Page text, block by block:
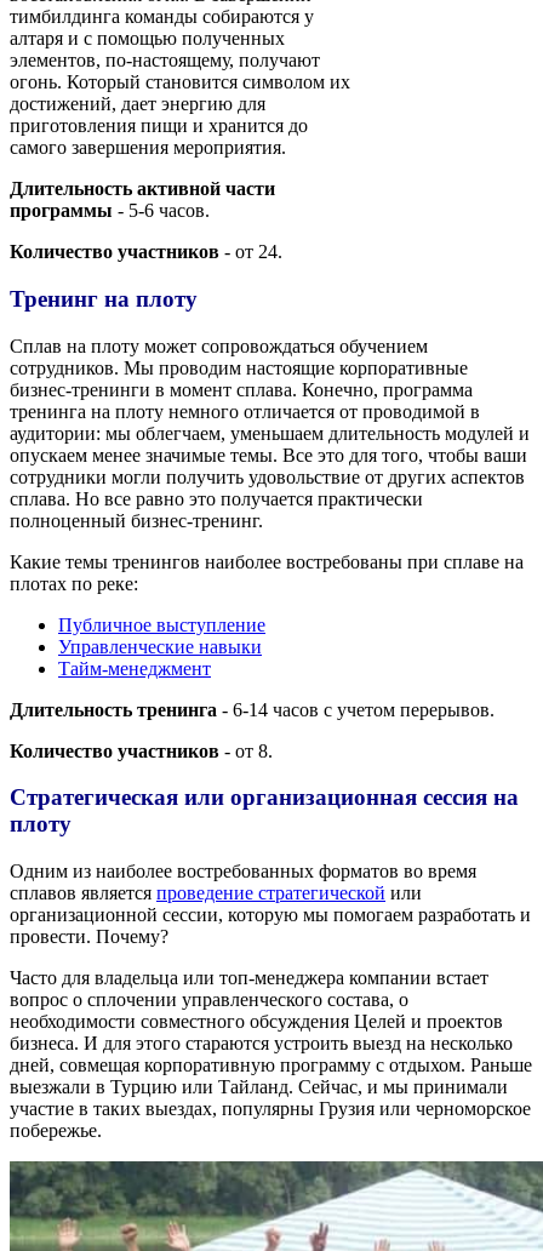
тимбилдинга команды собираются у
алтаря и с помощью полученных
элементов, по-настоящему, получают
огонь. Который становится символом их
достижений, дает энергию для
приготовления пищи и хранится до
самого завершения мероприятия.
Длительность активной части
программы - 5-6 часов.
Количество участников - от 24.
Тренинг на плоту
Сплав на плоту может сопровождаться обучением
сотрудников. Мы проводим настоящие корпоративные
бизнес-тренинги в момент сплава. Конечно, программа
тренинга на плоту немного отличается от проводимой в
аудитории: мы облегчаем, уменьшаем длительность модулей и
опускаем менее значимые темы. Все это для того, чтобы ваши
сотрудники могли получить удовольствие от других аспектов
сплава. Но все равно это получается практически
полноценный бизнес-тренинг.
Какие темы тренингов наиболее востребованы при сплаве на
плотах по реке:
Публичное выступление
Управленческие навыки
Тайм-менеджмент
Длительность тренинга - 6-14 часов с учетом перерывов.
Количество участников - от 8.
Стратегическая или организационная сессия на
плоту
Одним из наиболее востребованных форматов во время
сплавов является проведение стратегической или
организационной сессии, которую мы помогаем разработать и
провести. Почему?
Часто для владельца или топ-менеджера компании встает
вопрос о сплочении управленческого состава, о
необходимости совместного обсуждения Целей и проектов
бизнеса. И для этого стараются устроить выезд на несколько
дней, совмещая корпоративную программу с отдыхом. Раньше
выезжали в Турцию или Тайланд. Сейчас, и мы принимали
участие в таких выездах, популярны Грузия или черноморское
побережье.